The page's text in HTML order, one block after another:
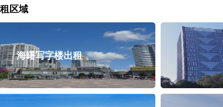
区域
海曙写字楼出租